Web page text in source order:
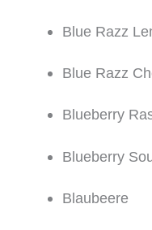
Blue Razz
Blue Razz
Blueberry
Blueberry
Blaubeere